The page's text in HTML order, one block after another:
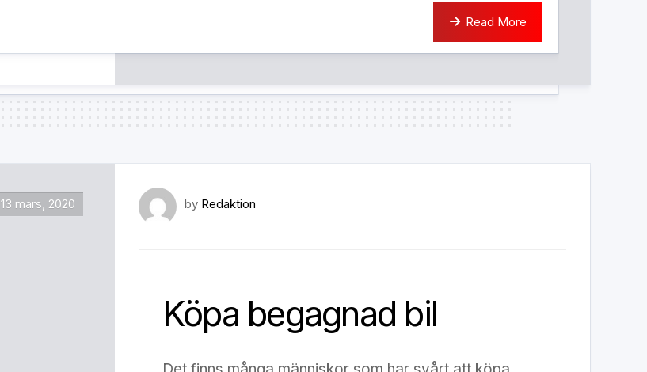
Read More
13 mars, 2020 by Redaktion
Köpa begagnad bil